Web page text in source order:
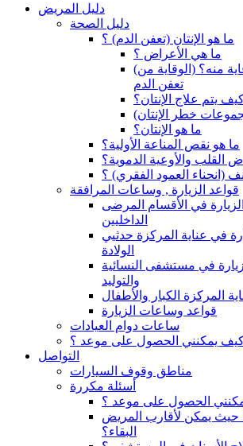
دليل المريض
دليل الصحة
ما هو الإنتان (تعفن الدم) ؟
ما هي الأعراض ؟
(هل الإنتان يمكن الوقاية منه؟ (الوقاية من
تعفن الدم
يتم علاج الإنتان؟
خطر الإنتان
ما هو الإنتان؟
ما هو نقص المناعة الأولية؟
القلب والأوعية الدموية؟
(انحناء العمود الفقري) ؟
قواعد الزيارة , وساعات المرافقة
في الأقسام المرضى
الداخليين
في عناية المركزة حدثيي
الولادة
في مستشفى النسائية
والتوليد
المركزة الكبار والأطفال
قواعد وساعات الزيارة
ساعات دوام العيادات
يمكنني الحصول على موعد ؟
التواصل
مناطق وقوف السيارات
أسئلة مكررة
الحصول على موعد ؟
حيث يمكن لأقارب المريض
البقاء؟